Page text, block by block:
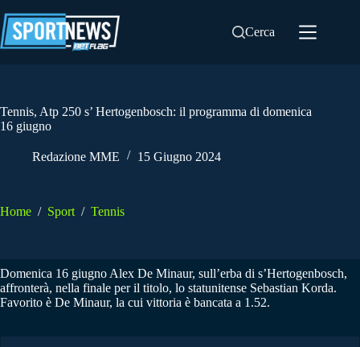
al
contenuto
Cerca
Tennis, Atp 250 s’ Hertogenbosch: il programma di domenica
16 giugno
Redazione MME 15 Giugno 2024
Home / Sport / Tennis
Domenica 16 giugno Alex De Minaur, sull’erba di s’Hertogenbosch,
affronterà, nella finale per il titolo, lo statunitense Sebastian Korda.
Favorito è De Minaur, la cui vittoria è bancata a 1.52.